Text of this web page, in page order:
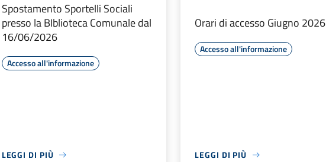
Spostamento Sportelli Sociali
presso la BIblioteca Comunale dal
16/06/2026
Accesso all'informazione
LEGGI DI PIÙ
Orari di accesso Giugno 2026
Accesso all'informazione
LEGGI DI PIÙ